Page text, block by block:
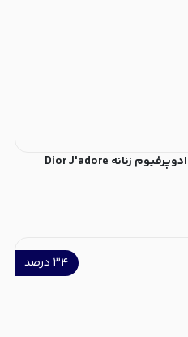
عطر ادکلن دیور جادور پارفوم د او ادوپرفیوم زنانه Dior J'adore
۳۴ درصد